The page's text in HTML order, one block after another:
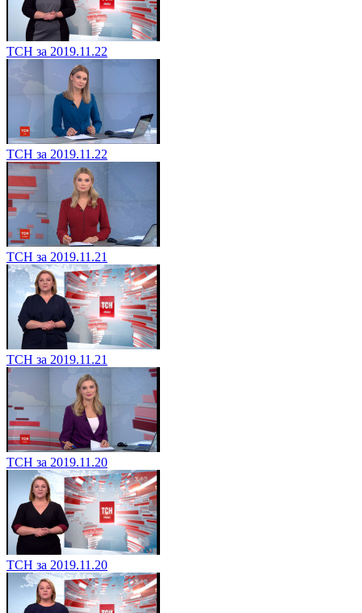
ТСН за 2019.11.22
ТСН за 2019.11.22
ТСН за 2019.11.21
ТСН за 2019.11.21
ТСН за 2019.11.20
ТСН за 2019.11.20